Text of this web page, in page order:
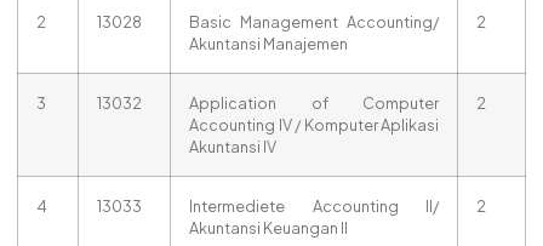
2 13028
Basic Management Accounting/
Akuntansi Manajemen
2
3 13032
Application of Computer
Accounting IV / Komputer Aplikasi
Akuntansi IV
2
4 13033
Intermediete Accounting II/
Akuntansi Keuangan II
2